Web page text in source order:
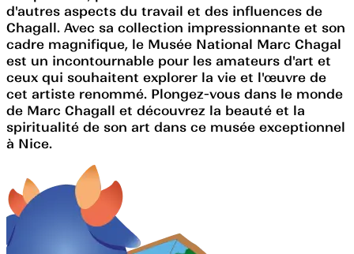
d'autres aspects du travail et des influences de
Chagall. Avec sa collection impressionnante et son
cadre magnifique, le Musée National Marc Chagal
est un incontournable pour les amateurs d'art et
ceux qui souhaitent explorer la vie et l'œuvre de
cet artiste renommé. Plongez-vous dans le monde
de Marc Chagall et découvrez la beauté et la
spiritualité de son art dans ce musée exceptionnel
à Nice.